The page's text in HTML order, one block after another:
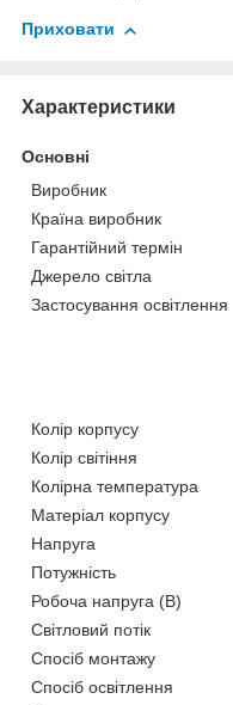
Приховати
Характеристики
Основні
Виробник
Країна виробник
Гарантійний термін
Джерело світла
Застосування освітлення
Колір корпусу
Колір світіння
Колірна температура
Матеріал корпусу
Напруга
Потужність
Робоча напруга (В)
Світловий потік
Спосіб монтажу
Спосіб освітлення